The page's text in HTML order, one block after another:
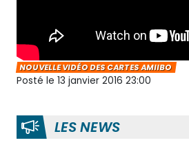
NOUVELLE VIDÉO DES CARTES AMIIBO
Posté le 13 janvier 2016 23:00
LES NEWS